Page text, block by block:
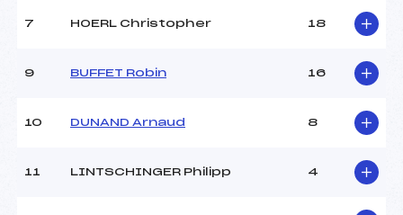
Ouvreurs B :
Neige :
DURE
7 HOERL Christopher 18
9 BUFFET Robin 16
10 DUNAND Arnaud 8
11 LINTSCHINGER Philipp 4